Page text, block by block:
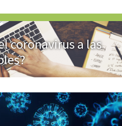
coronavirus a las